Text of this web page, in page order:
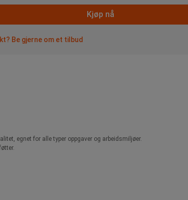
Kjøp nå
Be gjerne om et tilbud
egnet for alle typer oppgaver og arbeidsmiljøer.